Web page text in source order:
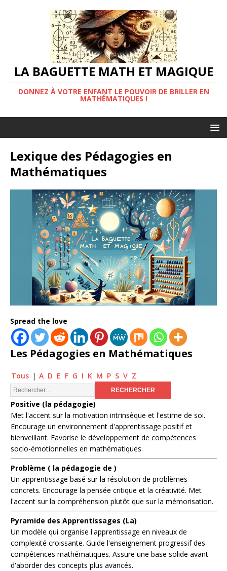
LA BAGUETTE MATH ET MAGIQUE
DONNEZ À VOTRE ENFANT LE POUVOIR DE BRILLER EN
MATHÉMATIQUES !
Lexique des Pédagogies en
Mathématiques
Spread the love
Les Pédagogies en Mathématiques
Tous | A D E F G I K M P S V Z
Positive (la pédagogie)
Met l'accent sur la motivation intrinsèque et l'estime de soi.
Encourage un environnement d'apprentissage positif et
bienveillant. Favorise le développement de compétences
socio-émotionnelles en mathématiques.
Problème ( la pédagogie de )
Un apprentissage basé sur la résolution de problèmes
concrets. Encourage la pensée critique et la créativité. Met
l'accent sur la compréhension plutôt que sur la mémorisation.
Pyramide des Apprentissages (La)
Un modèle qui organise l'apprentissage en niveaux de
complexité croissante. Guide l'enseignement progressif des
compétences mathématiques. Assure une base solide avant
d'aborder des concepts plus avancés.